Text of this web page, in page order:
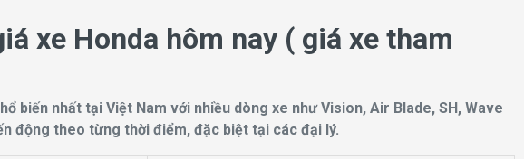
xe Honda hôm nay ( giá xe tham
biến nhất tại Việt Nam với nhiều dòng xe như Vision, Air Blade, SH, Wave
động theo từng thời điểm, đặc biệt tại các đại lý.